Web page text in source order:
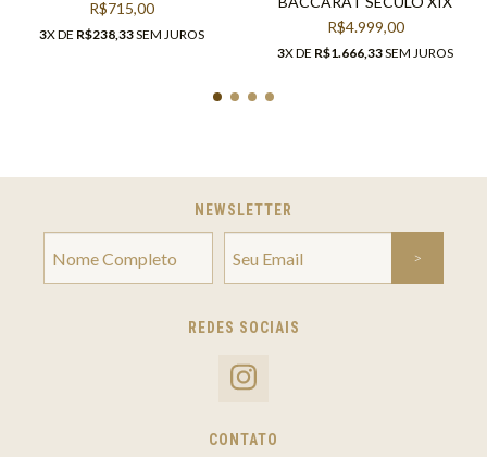
R$715,00
3X DE R$238,33SEM JUROS
R$4.999,00
3X DE R$1.666,33SEM JUROS
NEWSLETTER
REDES SOCIAIS
CONTATO